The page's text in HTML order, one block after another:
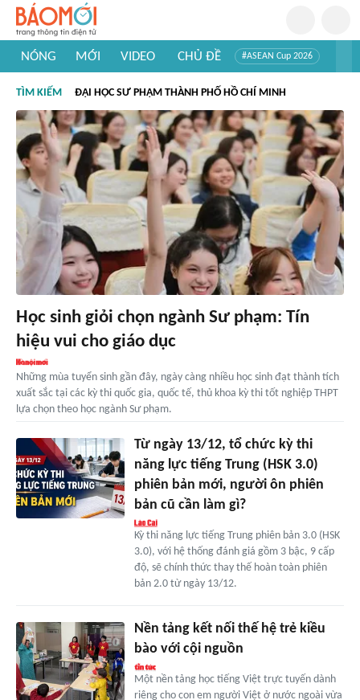
NÓNG MỚI VIDEO CHỦ ĐỀ #ASEAN Cup 2026
#Khám phá thế giới
TÌM KIẾM ĐẠI HỌC SƯ PHẠM THÀNH PHỐ HỒ CHÍ MINH
Học sinh giỏi chọn ngành Sư phạm: Tín
hiệu vui cho giáo dục
Những mùa tuyển sinh gần đây, ngày càng nhiều học sinh đạt thành tích
xuất sắc tại các kỳ thi quốc gia, quốc tế, thủ khoa kỳ thi tốt nghiệp THPT
lựa chọn theo học ngành Sư phạm.
Từ ngày 13/12, tổ chức kỳ thi
năng lực tiếng Trung (HSK 3.0)
phiên bản mới, người ôn phiên
bản cũ cần làm gì?
Kỳ thi năng lực tiếng Trung phiên bản 3.0 (HSK
3.0), với hệ thống đánh giá gồm 3 bậc, 9 cấp
độ, sẽ chính thức thay thế hoàn toàn phiên
bản 2.0 từ ngày 13/12.
Nền tảng kết nối thế hệ trẻ kiều
bào với cội nguồn
Một nền tảng học tiếng Việt trực tuyến dành
riêng cho con em người Việt ở nước ngoài vừa